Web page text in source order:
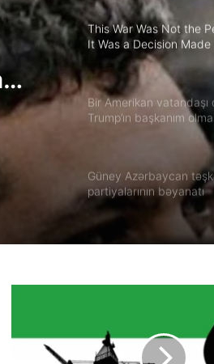
This War Was Not the
It Was a Decision
Akbar Lakestani,
American Journalist
Bir Amerikan vatandaşı
Trump’ın başkanım
derin bir utanç
Güney Azərbaycan
partiyalarının bəyanatı
Güç, anlatı ve
Güney Azərbaycan
Əməkdaşlıq Şurasının
Respublikası rejiminin